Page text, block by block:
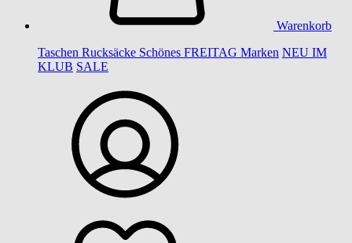
Warenkorb
Taschen Rucksäcke Schönes FREITAG Marken NEU IM
KLUB SALE